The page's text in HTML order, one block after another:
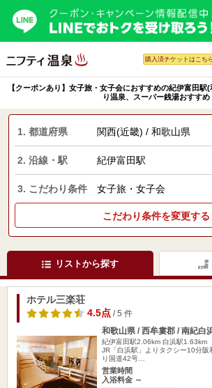
購入済チケットはこち
【クーポンあり】女子旅・女子会におすすめの紀伊富田
り温泉、スーパー銭湯おすすめ
1. 都道府県 関西(近畿) / 和歌山県
2. 沿線・駅 紀伊富田駅
3. こだわり条件 女子旅・女子会
こだわり条件を変更する
リストから探す
ホテル三楽荘
4.5点/ 5 件
和歌山県 / 西牟婁郡 / 南紀白
紀伊富田駅2.06km 白浜駅1.63km
JR「白浜駅」よりタクシー10分阪
り国道42号…
営業時間
入浴料金 ～